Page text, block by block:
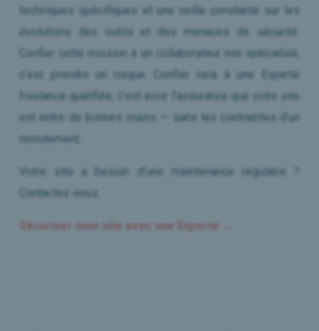
techniques spécifiques et une veille constante sur les
évolutions des outils et des menaces de sécurité.
Confier cette mission à un collaborateur non spécialisé,
c’est prendre un risque. Confier cela à une Experte
freelance qualifiée, c’est avoir l’assurance que votre site
est entre de bonnes mains — sans les contraintes d’un
recrutement.
Votre site a besoin d’une maintenance régulière ?
Contactez-nous.
Sécuriser mon site avec une Experte →